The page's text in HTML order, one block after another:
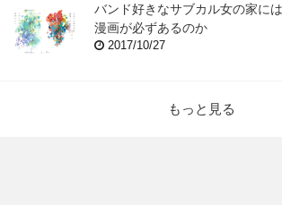
バンド好きなサブカル女の家に
漫画が必ずあるのか
2017/10/27
もっと見る